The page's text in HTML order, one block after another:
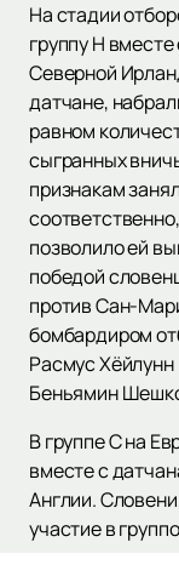
На стадии
группу H
Северной
датчане,
равном
сыгранных
признакам
позволило ей
победой
против Сан-
бомбардиром
Расмус
Беньямин
В группе C на
вместе с
Англии.
участие в